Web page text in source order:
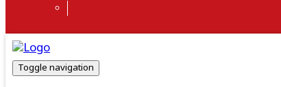
Toggle navigation